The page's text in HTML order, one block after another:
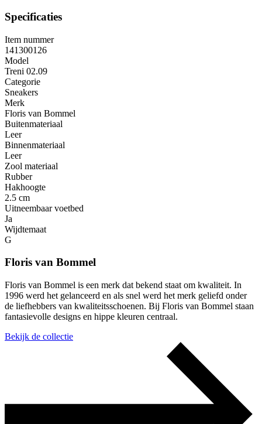
Specificaties
Item nummer
141300126
Model
Treni 02.09
Categorie
Sneakers
Merk
Floris van Bommel
Buitenmateriaal
Leer
Binnenmateriaal
Leer
Zool materiaal
Rubber
Hakhoogte
2.5 cm
Uitneembaar voetbed
Ja
Wijdtemaat
G
Floris van Bommel
Floris van Bommel is een merk dat bekend staat om kwaliteit. In
1996 werd het gelanceerd en als snel werd het merk geliefd onder
de liefhebbers van kwaliteitsschoenen. Bij Floris van Bommel staan
fantasievolle designs en hippe kleuren centraal.
Bekijk de collectie